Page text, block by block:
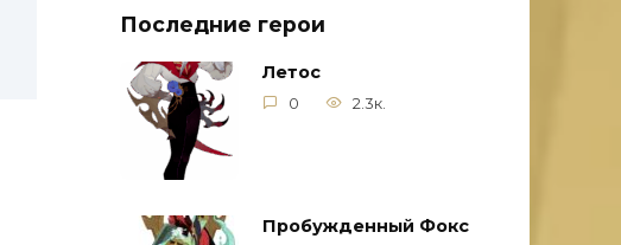
Последние герои
Летос
0 2.3к.
Пробужденный Фокс